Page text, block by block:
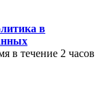
в
в течение 2 часов